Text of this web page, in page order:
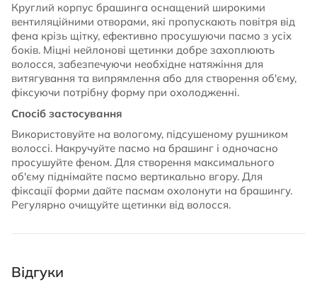
Круглий корпус брашинга оснащений широкими
вентиляційними отворами, які пропускають повітря від
фена крізь щітку, ефективно просушуючи пасмо з усіх
боків. Міцні нейлонові щетинки добре захоплюють
волосся, забезпечуючи необхідне натяжіння для
витягування та випрямлення або для створення об'єму,
фіксуючи потрібну форму при охолодженні.
Спосіб застосування
Використовуйте на вологому, підсушеному рушником
волоссі. Накручуйте пасмо на брашинг і одночасно
просушуйте феном. Для створення максимального
об'єму піднімайте пасмо вертикально вгору. Для
фіксації форми дайте пасмам охолонути на брашингу.
Регулярно очищуйте щетинки від волосся.
Відгуки